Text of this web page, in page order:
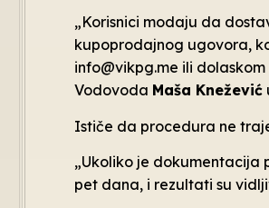
„Korisnici modaju da
kupoprodajnog ugovora,
info@vikpg.me ili
Vodovoda Maša Knežević
Ističe da procedura ne
„Ukoliko je dokumentacija
pet dana, i rezultati su